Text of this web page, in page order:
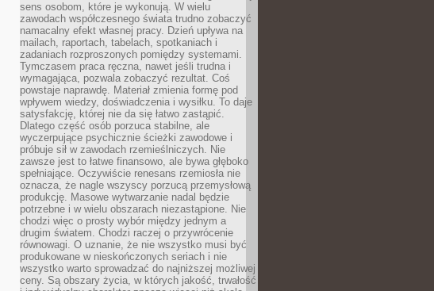
sens osobom, które je wykonują. W wielu
zawodach współczesnego świata trudno zobaczyć
namacalny efekt własnej pracy. Dzień upływa na
mailach, raportach, tabelach, spotkaniach i
zadaniach rozproszonych pomiędzy systemami.
Tymczasem praca ręczna, nawet jeśli trudna i
wymagająca, pozwala zobaczyć rezultat. Coś
powstaje naprawdę. Materiał zmienia formę pod
wpływem wiedzy, doświadczenia i wysiłku. To daje
satysfakcję, której nie da się łatwo zastąpić.
Dlatego część osób porzuca stabilne, ale
wyczerpujące psychicznie ścieżki zawodowe i
próbuje sił w zawodach rzemieślniczych. Nie
zawsze jest to łatwe finansowo, ale bywa głęboko
spełniające. Oczywiście renesans rzemiosła nie
oznacza, że nagle wszyscy porzucą przemysłową
produkcję. Masowe wytwarzanie nadal będzie
potrzebne i w wielu obszarach niezastąpione. Nie
chodzi więc o prosty wybór między jednym a
drugim światem. Chodzi raczej o przywrócenie
równowagi. O uznanie, że nie wszystko musi być
produkowane w nieskończonych seriach i nie
wszystko warto sprowadzać do najniższej możliwej
ceny. Są obszary życia, w których jakość, trwałość